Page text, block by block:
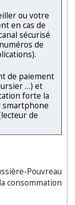
ou votre
en cas de
sécurisé
de
de paiement
…) et
forte la
smartphone
de
Pouvreau
consommation